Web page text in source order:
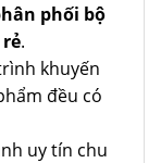
phối bộ
.
khuyến
đều có
uy tín chu